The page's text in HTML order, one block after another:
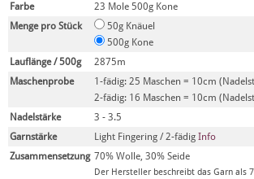
Farbe
23 Mole 500g Kone
Menge pro Stück
50g Knäuel
500g Kone
Lauflänge / 500g
2875m
Maschenprobe
1-fädig: 25 Maschen = 10cm
2-fädig: 16 Maschen = 10cm
Nadelstärke
3 - 3.5
Garnstärke
Light Fingering / 2-fädig Info
Zusammensetzung 70% Wolle, 30% Seide
Der Hersteller beschreibt das Garn als